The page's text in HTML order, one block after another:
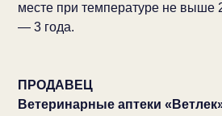
месте при температуре не выше
— 3 года.
ПРОДАВЕЦ
Ветеринарные аптеки